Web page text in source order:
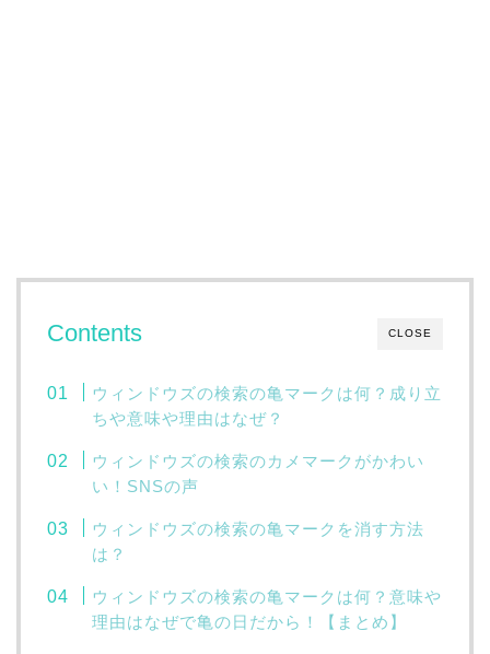
CLOSE
Contents
ウィンドウズの検索の亀マークは何？成り立
ちや意味や理由はなぜ？
ウィンドウズの検索のカメマークがかわい
い！SNSの声
ウィンドウズの検索の亀マークを消す方法
は？
ウィンドウズの検索の亀マークは何？意味や
理由はなぜで亀の日だから！【まとめ】